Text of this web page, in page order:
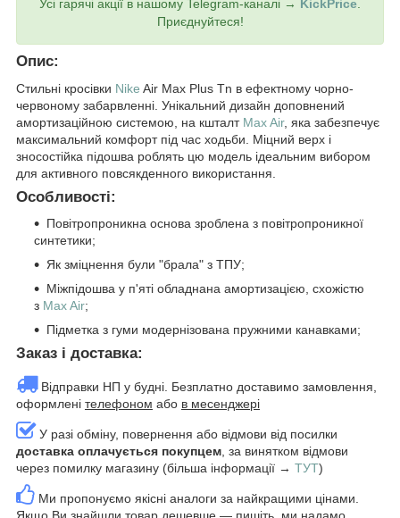
Усі гарячі акції в нашому Telegram-каналі → KickPrice
Приєднуйтеся!
Опис:
Стильні кросівки Nike Air Max Plus Tn в ефектному чорно-
червоному забарвленні. Унікальний дизайн доповнений
амортизаційною системою, на кшталт Max Air, яка забезпечує
максимальний комфорт під час ходьби. Міцний верх і
зносостійка підошва роблять цю модель ідеальним вибором
для активного повсякденного використання.
Особливості:
Повітропроникна основа зроблена з повітропроникної
синтетики;
Як зміцнення були "брала" з ТПУ;
Міжпідошва у п'яті обладнана амортизацією, схожістю
з Max Air;
Підметка з гуми модернізована пружними канавками;
Заказ і доставка:
Відправки НП у будні. Безплатно доставимо замовлення,
оформлені телефоном або в месенджері
У разі обміну, повернення або відмови від посилки
доставка оплачується покупцем , за винятком відмови
через помилку магазину (більша інформації → ТУТ)
Ми пропонуємо якісні аналоги за найкращими цінами.